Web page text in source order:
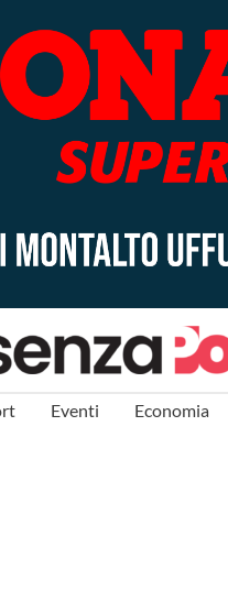
Eventi Economia